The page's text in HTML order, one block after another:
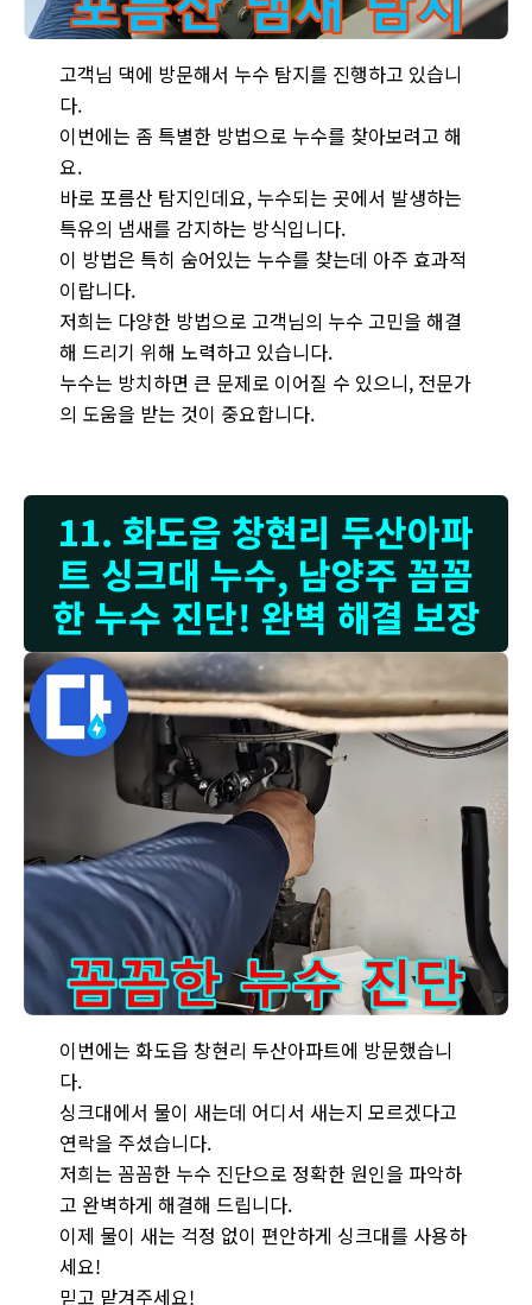
고객님 댁에 방문해서 누수 탐지를 진행하고 있습니
다.
이번에는 좀 특별한 방법으로 누수를 찾아보려고 해
요.
바로 포름산 탐지인데요, 누수되는 곳에서 발생하는
특유의 냄새를 감지하는 방식입니다.
이 방법은 특히 숨어있는 누수를 찾는데 아주 효과적
이랍니다.
저희는 다양한 방법으로 고객님의 누수 고민을 해결
해 드리기 위해 노력하고 있습니다.
누수는 방치하면 큰 문제로 이어질 수 있으니, 전문가
의 도움을 받는 것이 중요합니다.
11. 화도읍 창현리 두산아파
트 싱크대 누수, 남양주 꼼꼼
한 누수 진단! 완벽 해결 보장
이번에는 화도읍 창현리 두산아파트에 방문했습니
다.
싱크대에서 물이 새는데 어디서 새는지 모르겠다고
연락을 주셨습니다.
저희는 꼼꼼한 누수 진단으로 정확한 원인을 파악하
고 완벽하게 해결해 드립니다.
이제 물이 새는 걱정 없이 편안하게 싱크대를 사용하
세요!
믿고 맡겨주세요!